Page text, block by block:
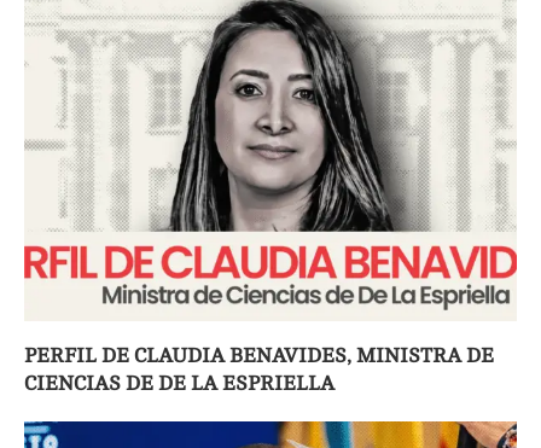
PERFIL DE CLAUDIA BENAVIDES, MINISTRA DE
CIENCIAS DE DE LA ESPRIELLA